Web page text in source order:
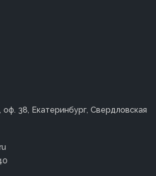
оф. 38, Екатеринбург, Свердловская